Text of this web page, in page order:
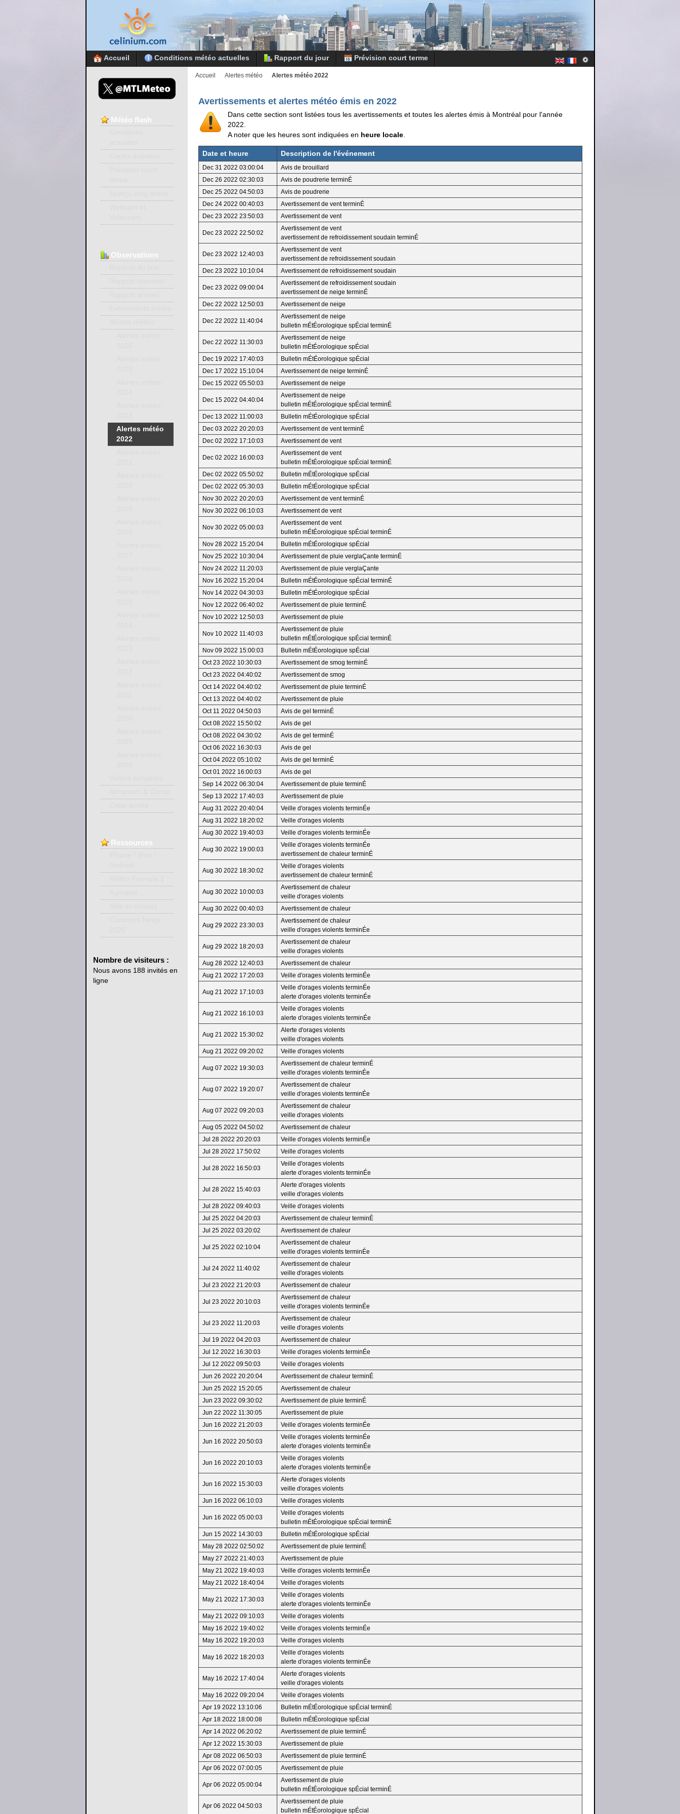
Accueil Conditions météo actuelles Rapport du jour Prévision court terme
Accueil Alertes météo Alertes météo 2022
Avertissements et alertes météo émis en 2022
Dans cette section sont listées tous les avertissements et toutes les alertes émis à Montréal pour l'année
2022.
A noter que les heures sont indiquées en heure locale.
Date et heure Description de l'événement
Dec 31 2022 03:00:04
Avis de brouillard
Dec 26 2022 02:30:03
Avis de poudrerie terminÉ
Dec 25 2022 04:50:03
Avis de poudrerie
Dec 24 2022 00:40:03
Avertissement de vent terminÉ
Dec 23 2022 23:50:03
Avertissement de vent
Dec 23 2022 22:50:02
Avertissement de vent
avertissement de refroidissement soudain terminÉ
Dec 23 2022 12:40:03
Avertissement de vent
avertissement de refroidissement soudain
Dec 23 2022 10:10:04
Avertissement de refroidissement soudain
Dec 23 2022 09:00:04
Avertissement de refroidissement soudain
avertissement de neige terminÉ
Dec 22 2022 12:50:03
Avertissement de neige
Dec 22 2022 11:40:04
Avertissement de neige
bulletin mÉtÉorologique spÉcial terminÉ
Dec 22 2022 11:30:03
Avertissement de neige
bulletin mÉtÉorologique spÉcial
Dec 19 2022 17:40:03
Bulletin mÉtÉorologique spÉcial
Dec 17 2022 15:10:04
Avertissement de neige terminÉ
Dec 15 2022 05:50:03
Avertissement de neige
Dec 15 2022 04:40:04
Avertissement de neige
bulletin mÉtÉorologique spÉcial terminÉ
Dec 13 2022 11:00:03
Bulletin mÉtÉorologique spÉcial
Dec 03 2022 20:20:03
Avertissement de vent terminÉ
Dec 02 2022 17:10:03
Avertissement de vent
Dec 02 2022 16:00:03
Avertissement de vent
bulletin mÉtÉorologique spÉcial terminÉ
Dec 02 2022 05:50:02
Bulletin mÉtÉorologique spÉcial
Dec 02 2022 05:30:03
Bulletin mÉtÉorologique spÉcial
Nov 30 2022 20:20:03
Avertissement de vent terminÉ
Nov 30 2022 06:10:03
Avertissement de vent
Nov 30 2022 05:00:03
Avertissement de vent
bulletin mÉtÉorologique spÉcial terminÉ
Nov 28 2022 15:20:04
Bulletin mÉtÉorologique spÉcial
Nov 25 2022 10:30:04
Avertissement de pluie verglaÇante terminÉ
Nov 24 2022 11:20:03
Avertissement de pluie verglaÇante
Nov 16 2022 15:20:04
Bulletin mÉtÉorologique spÉcial terminÉ
Nov 14 2022 04:30:03
Bulletin mÉtÉorologique spÉcial
Nov 12 2022 06:40:02
Avertissement de pluie terminÉ
Nov 10 2022 12:50:03
Avertissement de pluie
Nov 10 2022 11:40:03
Avertissement de pluie
bulletin mÉtÉorologique spÉcial terminÉ
Nov 09 2022 15:00:03
Bulletin mÉtÉorologique spÉcial
Oct 23 2022 10:30:03
Avertissement de smog terminÉ
Oct 23 2022 04:40:02
Avertissement de smog
Oct 14 2022 04:40:02
Avertissement de pluie terminÉ
Oct 13 2022 04:40:02
Avertissement de pluie
Oct 11 2022 04:50:03
Avis de gel terminÉ
Oct 08 2022 15:50:02
Avis de gel
Oct 08 2022 04:30:02
Avis de gel terminÉ
Oct 06 2022 16:30:03
Avis de gel
Oct 04 2022 05:10:02
Avis de gel terminÉ
Oct 01 2022 16:00:03
Avis de gel
Sep 14 2022 06:30:04
Avertissement de pluie terminÉ
Sep 13 2022 17:40:03
Avertissement de pluie
Aug 31 2022 20:40:04
Veille d'orages violents terminÉe
Aug 31 2022 18:20:02
Veille d'orages violents
Aug 30 2022 19:40:03
Veille d'orages violents terminÉe
Aug 30 2022 19:00:03
Veille d'orages violents terminÉe
avertissement de chaleur terminÉ
Aug 30 2022 18:30:02
Veille d'orages violents
avertissement de chaleur terminÉ
Aug 30 2022 10:00:03
Avertissement de chaleur
veille d'orages violents
Aug 30 2022 00:40:03
Avertissement de chaleur
Aug 29 2022 23:30:03
Avertissement de chaleur
veille d'orages violents terminÉe
Aug 29 2022 18:20:03
Avertissement de chaleur
veille d'orages violents
Aug 28 2022 12:40:03
Avertissement de chaleur
Aug 21 2022 17:20:03
Veille d'orages violents terminÉe
Aug 21 2022 17:10:03
Veille d'orages violents terminÉe
alerte d'orages violents terminÉe
Aug 21 2022 16:10:03
Veille d'orages violents
alerte d'orages violents terminÉe
Aug 21 2022 15:30:02
Alerte d'orages violents
veille d'orages violents
Aug 21 2022 09:20:02
Veille d'orages violents
Aug 07 2022 19:30:03
Avertissement de chaleur terminÉ
veille d'orages violents terminÉe
Aug 07 2022 19:20:07
Avertissement de chaleur
veille d'orages violents terminÉe
Aug 07 2022 09:20:03
Avertissement de chaleur
veille d'orages violents
Aug 05 2022 04:50:02
Avertissement de chaleur
Jul 28 2022 20:20:03
Veille d'orages violents terminÉe
Jul 28 2022 17:50:02
Veille d'orages violents
Jul 28 2022 16:50:03
Veille d'orages violents
alerte d'orages violents terminÉe
Jul 28 2022 15:40:03
Alerte d'orages violents
veille d'orages violents
Jul 28 2022 09:40:03
Veille d'orages violents
Jul 25 2022 04:20:03
Avertissement de chaleur terminÉ
Jul 25 2022 03:20:02
Avertissement de chaleur
Jul 25 2022 02:10:04
Avertissement de chaleur
veille d'orages violents terminÉe
Jul 24 2022 11:40:02
Avertissement de chaleur
veille d'orages violents
Jul 23 2022 21:20:03
Avertissement de chaleur
Jul 23 2022 20:10:03
Avertissement de chaleur
veille d'orages violents terminÉe
Jul 23 2022 11:20:03
Avertissement de chaleur
veille d'orages violents
Jul 19 2022 04:20:03
Avertissement de chaleur
Jul 12 2022 16:30:03
Veille d'orages violents terminÉe
Jul 12 2022 09:50:03
Veille d'orages violents
Jun 26 2022 20:20:04
Avertissement de chaleur terminÉ
Jun 25 2022 15:20:05
Avertissement de chaleur
Jun 23 2022 09:30:02
Avertissement de pluie terminÉ
Jun 22 2022 11:30:05
Avertissement de pluie
Jun 16 2022 21:20:03
Veille d'orages violents terminÉe
Jun 16 2022 20:50:03
Veille d'orages violents terminÉe
alerte d'orages violents terminÉe
Jun 16 2022 20:10:03
Veille d'orages violents
alerte d'orages violents terminÉe
Jun 16 2022 15:30:03
Alerte d'orages violents
veille d'orages violents
Jun 16 2022 06:10:03
Veille d'orages violents
Jun 16 2022 05:00:03
Veille d'orages violents
bulletin mÉtÉorologique spÉcial terminÉ
Jun 15 2022 14:30:03
Bulletin mÉtÉorologique spÉcial
May 28 2022 02:50:02
Avertissement de pluie terminÉ
May 27 2022 21:40:03
Avertissement de pluie
May 21 2022 19:40:03
Veille d'orages violents terminÉe
May 21 2022 18:40:04
Veille d'orages violents
May 21 2022 17:30:03
Veille d'orages violents
alerte d'orages violents terminÉe
May 21 2022 09:10:03
Veille d'orages violents
May 16 2022 19:40:02
Veille d'orages violents terminÉe
May 16 2022 19:20:03
Veille d'orages violents
May 16 2022 18:20:03
Veille d'orages violents
alerte d'orages violents terminÉe
May 16 2022 17:40:04
Alerte d'orages violents
veille d'orages violents
May 16 2022 09:20:04
Veille d'orages violents
Apr 19 2022 13:10:06
Bulletin mÉtÉorologique spÉcial terminÉ
Apr 18 2022 18:00:08
Bulletin mÉtÉorologique spÉcial
Apr 14 2022 06:20:02
Avertissement de pluie terminÉ
Apr 12 2022 15:30:03
Avertissement de pluie
Apr 08 2022 06:50:03
Avertissement de pluie terminÉ
Apr 06 2022 07:00:05
Avertissement de pluie
Apr 06 2022 05:00:04
Avertissement de pluie
bulletin mÉtÉorologique spÉcial terminÉ
Apr 06 2022 04:50:03
Avertissement de pluie
bulletin mÉtÉorologique spÉcial
Météo flash
Observations
Alertes météo
2022
Ressources
Nombre de visiteurs :
Nous avons 188 invités en
ligne